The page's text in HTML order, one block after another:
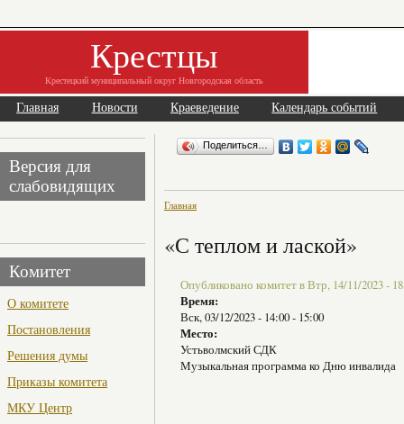
Крестцы
Крестецкий муниципальный округ Новгородская область
Главная Новости Краеведение Календарь событий
Версия для
слабовидящих
Комитет
О комитете
Постановления
Решения думы
Приказы комитета
МКУ Центр
Поделиться…
Главная
«С теплом и лаской»
Опубликовано комитет в Втр, 14/11/2023 -
Время:
Вск, 03/12/2023 - 14:00- 15:00
Место:
Устьволмский СДК
Музыкальная программа ко Дню инвалида